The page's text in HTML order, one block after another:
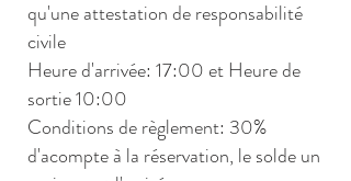
qu'une attestation de responsabilité
civile
Heure d'arrivée: 17:00 et Heure de
sortie 10:00
Conditions de règlement: 30%
d'acompte à la réservation, le solde un